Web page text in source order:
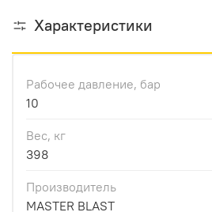
Характеристики
Рабочее давление, бар
10
Вес, кг
398
Производитель
MASTER BLAST